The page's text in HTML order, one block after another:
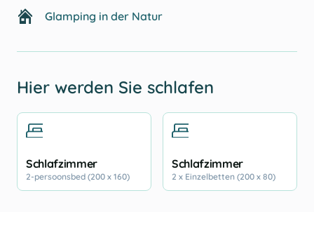
Glamping in der Natur
Hier werden Sie schlafen
Schlafzimmer
2-persoonsbed (200 x 160)
Schlafzimmer
2 x Einzelbetten (200 x 80)